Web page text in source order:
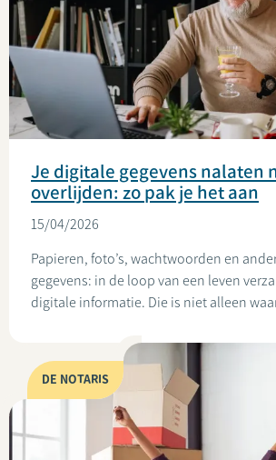
Je digitale gegevens nalaten
overlijden: zo pak je het aan
15/04/2026
Papieren, foto’s, wachtwoorden en
gegevens: in de loop van een leven
digitale informatie. Die is niet alleen
DE NOTARIS